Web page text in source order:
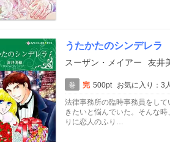
うたかたのシンデレラ
スーザン・メイアー
友井
巻 完 500pt
お気に入り：3
法律事務所の臨時事務員をし
きたいと悩んでいた。そんな
りに恋人のふり…